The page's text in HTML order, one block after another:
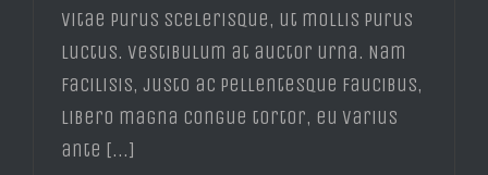
vitae purus scelerisque, ut mollis purus
luctus. Vestibulum at auctor urna. Nam
facilisis, justo ac pellentesque faucibus,
libero magna congue tortor, eu varius
ante [...]